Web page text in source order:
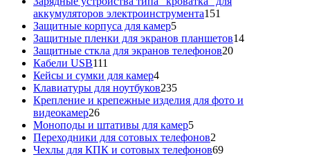
аккумуляторов электроинструмента151
Защитные корпуса для камер55
товаров
Защитные пленки для экранов планшетов1414
Защитные сткла для экранов телефонов2020
Кабели USB111
товаров
Кейсы и сумки для камер44
товара
Клавиатуры для ноутбуков235235
товаров
Крепление и крепежные изделия для фото и
видеокамер2626
товаров
Моноподы и штативы для камер55
товаров
Переходники для сотовых телефонов2
товара
Чехлы для КПК и сотовых телефонов6969